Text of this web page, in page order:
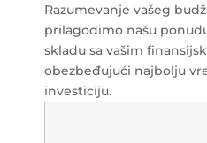
Razumevanje vašeg
prilagodimo našu
skladu sa vašim
obezbeđujući najbolju
investiciju.